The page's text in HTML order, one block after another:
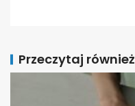
Przeczytaj również